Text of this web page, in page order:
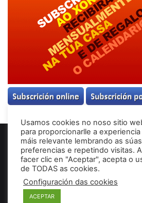
© Copyright 2026, Todos los
Términos &
Usamos cookies no noso sitio
para proporcionarlle a experiencia
máis relevante lembrando as súas
preferencias e repetindo visitas.
facer clic en "Aceptar", acepta o
de TODAS as cookies.
Configuración das cookies
ACEPTAR